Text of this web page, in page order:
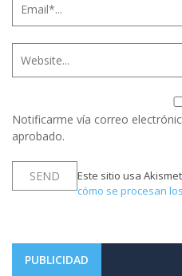
Notificarme vía correo
aprobado.
Este sitio usa
cómo se procesan
PUBLICIDAD